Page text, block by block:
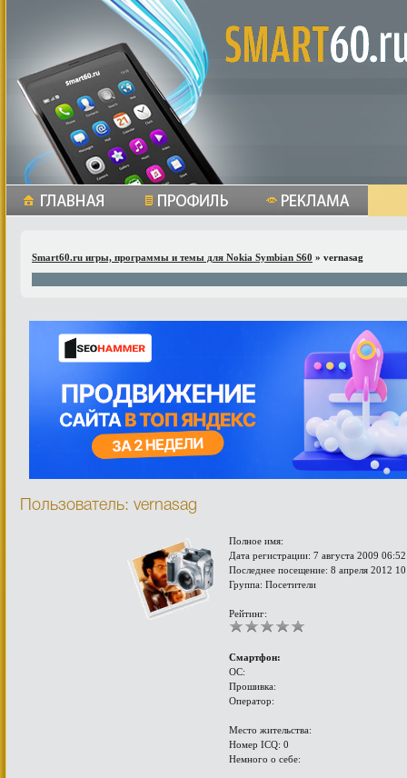
Smart60.ru игры, программы и темы для Nokia Symbian S60 » vernasag
Пользователь: vernasag
Полное имя:
Дата регистрации: 7 августа 2009 06:52
Последнее посещение: 8 апреля 2012
Группа: Посетители
Рейтинг:
Смартфон:
ОС:
Прошивка:
Оператор:
Место жительства:
Номер ICQ: 0
Немного о себе: